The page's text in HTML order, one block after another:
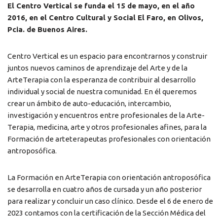
El Centro Vertical se funda el 15 de mayo, en el año
2016, en el Centro Cultural y Social El Faro, en Olivos,
Pcia. de Buenos Aires.
Centro Vertical es un espacio para encontrarnos y construir
juntos nuevos caminos de aprendizaje del Arte y de la
ArteTerapia con la esperanza de contribuir al desarrollo
individual y social de nuestra comunidad. En él queremos
crear un ámbito de auto-educación, intercambio,
investigación y encuentros entre profesionales de la Arte-
Terapia, medicina, arte y otros profesionales afines, para la
Formación de arteterapeutas profesionales con orientación
antroposófica.
La Formación en ArteTerapia con orientación antroposófica
se desarrolla en cuatro años de cursada y un año posterior
para realizar y concluir un caso clínico. Desde el 6 de enero de
2023 contamos con la certificación de la Sección Médica del